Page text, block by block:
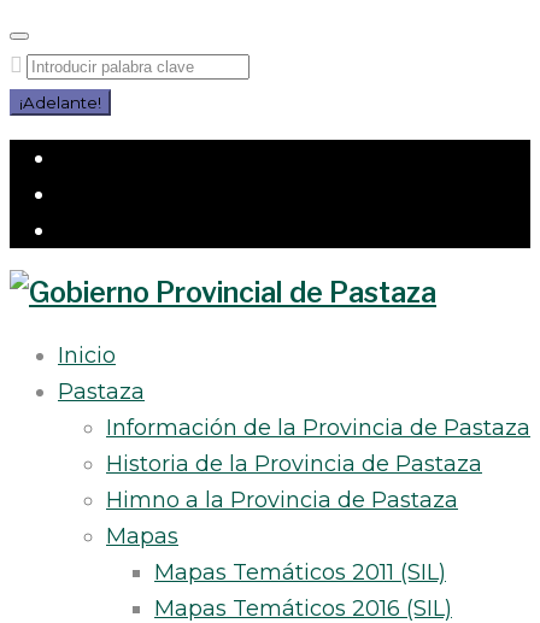
Saltar
al
contenido
Buscar
por:
¡Adelante!
Inicio
Pastaza
Información de la Provincia de Pastaza
Historia de la Provincia de Pastaza
Himno a la Provincia de Pastaza
Mapas
Mapas Temáticos 2011 (SIL)
Mapas Temáticos 2016 (SIL)